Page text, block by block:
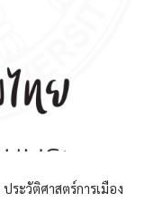
ประวัติศาสตร์การเมือง